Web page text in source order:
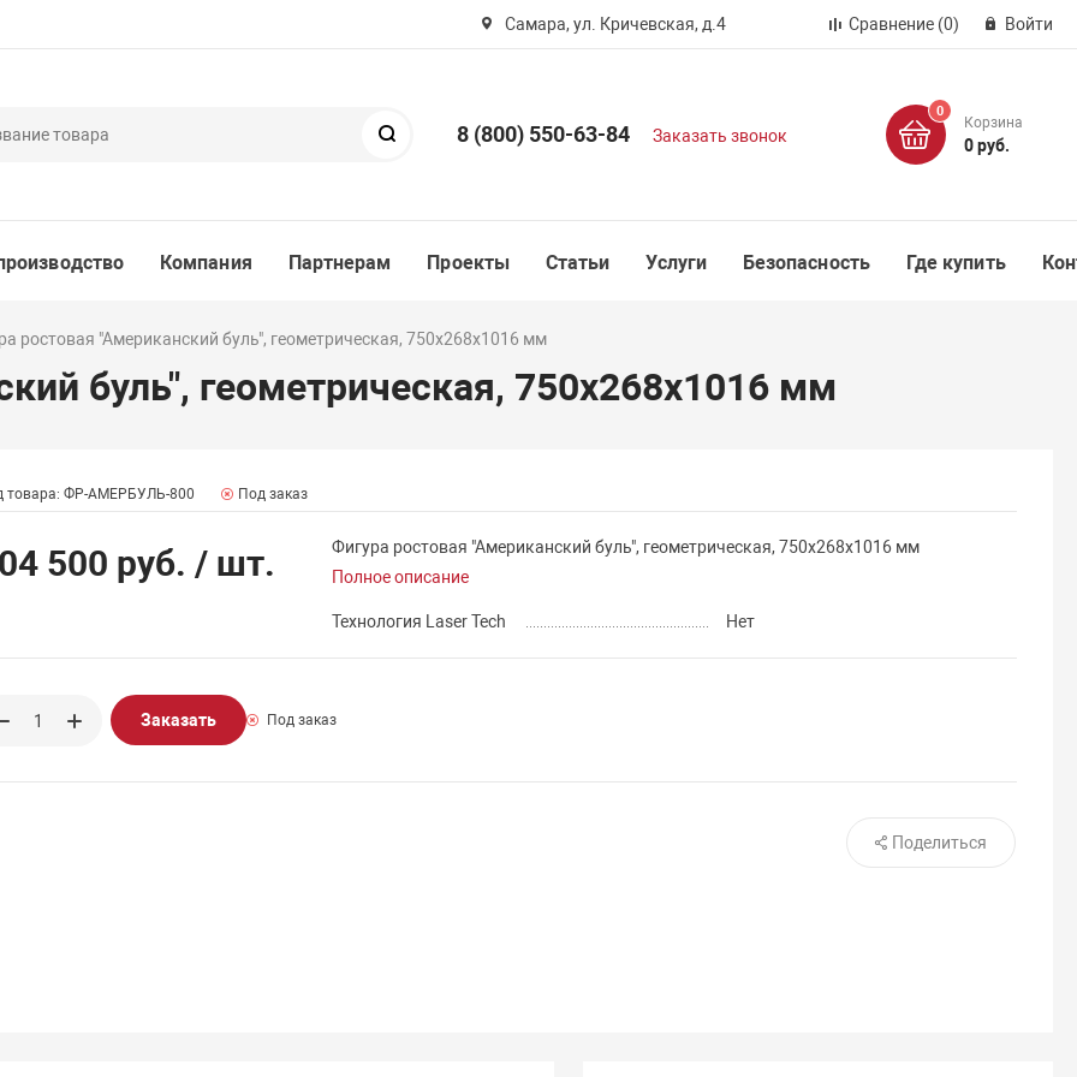
Самара, ул. Кричевская, д.4 Сравнение (0) Войти
8 (800) 550-63-84 Заказать звонок
0
Корзина
0 руб.
Компания Партнерам Проекты Статьи Услуги Безопасность Где купить
ростовая "Американский буль", геометрическая, 750х268х1016 мм
буль", геометрическая, 750х268х1016 мм
товара: ФР-АМЕРБУЛЬ-800 Под заказ
500 руб. / шт.
Фигура ростовая "Американский буль", геометрическая, 750х268х1016 мм
Полное описание
Технология Laser Tech Нет
Заказать Под заказ
Поделиться